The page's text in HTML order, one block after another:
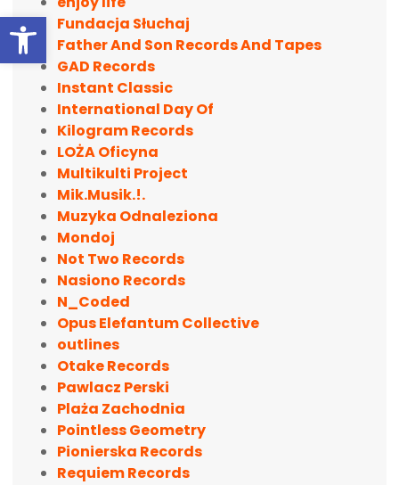
Otwórz pasek narzędzi
Fundacja Słuchaj
Father And Son Records And Tapes
GAD Records
Instant Classic
International Day Of
Kilogram Records
LOŻA Oficyna
Multikulti Project
Mik.Musik.!.
Muzyka Odnaleziona
Mondoj
Not Two Records
Nasiono Records
N_Coded
Opus Elefantum Collective
outlines
Otake Records
Pawlacz Perski
Plaża Zachodnia
Pointless Geometry
Pionierska Records
Requiem Records